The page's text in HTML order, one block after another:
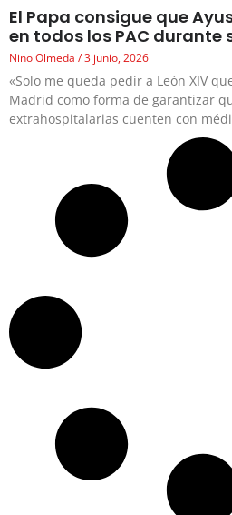
El Papa consigue que
en todos los PAC durante
Nino Olmeda 3 junio, 2026
«Solo me queda pedir a León XIV
Madrid como forma de garantizar
extrahospitalarias cuenten con